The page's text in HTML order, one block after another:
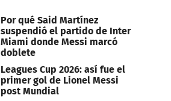
Por qué Said Martínez
suspendió el partido de Inter
Miami donde Messi marcó
doblete
Leagues Cup 2026: así fue el
primer gol de Lionel Messi
post Mundial